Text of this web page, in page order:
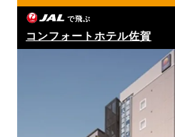
で飛ぶ
コンフォートホテル佐賀